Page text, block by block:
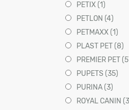
PETIX (1)
PETLON (4)
PETMAXX (1)
PLAST PET (8)
PREMIER PET
PUPETS (35)
PURINA (3)
ROYAL CANIN